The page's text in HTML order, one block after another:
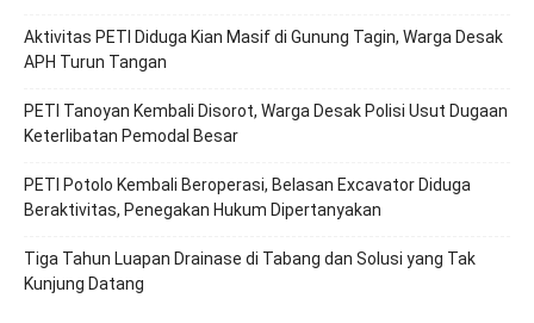
Aktivitas PETI Diduga Kian Masif di Gunung Tagin, Warga Desak
APH Turun Tangan
PETI Tanoyan Kembali Disorot, Warga Desak Polisi Usut Dugaan
Keterlibatan Pemodal Besar
PETI Potolo Kembali Beroperasi, Belasan Excavator Diduga
Beraktivitas, Penegakan Hukum Dipertanyakan
Tiga Tahun Luapan Drainase di Tabang dan Solusi yang Tak
Kunjung Datang